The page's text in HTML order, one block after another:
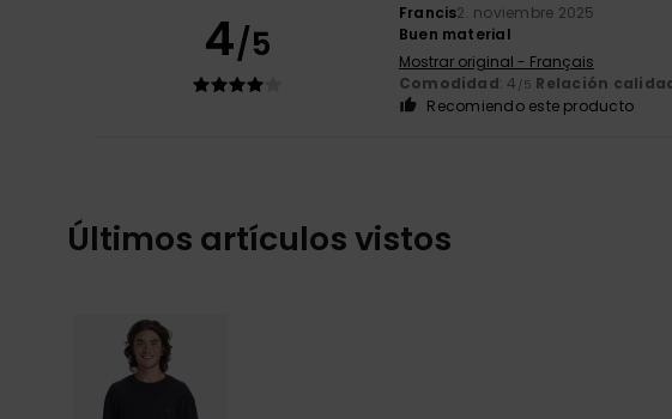
4/5
Francis2. noviembre 2025
Buen material
Mostrar original - Français
Comodidad: 4 /5 Relación
Recomiendo este producto
Últimos artículos vistos